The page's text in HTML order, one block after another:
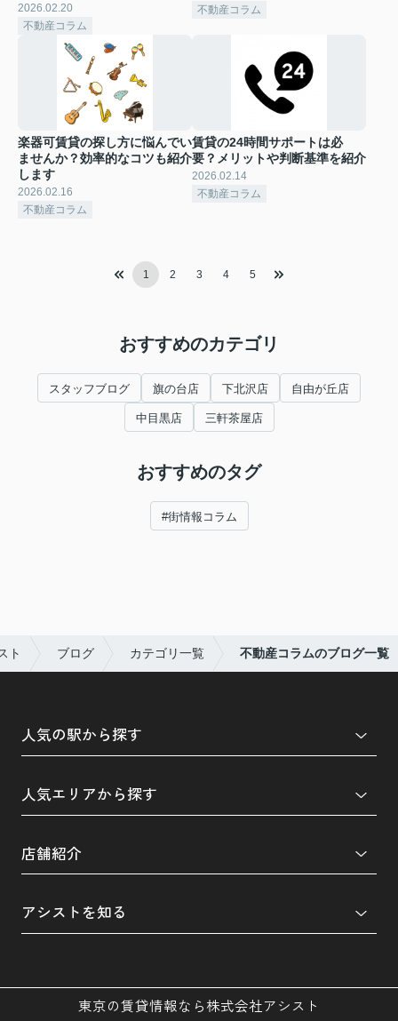
2026.02.20
不動産コラム
不動産コラム
楽器可賃貸の探し方に悩んでい
ませんか？効率的なコツも紹介
します
2026.02.16
不動産コラム
賃貸の24時間サポートは必
要？メリットや判断基準を紹介
2026.02.14
不動産コラム
1 2 3 4 5
おすすめのカテゴリ
スタッフブログ 旗の台店 下北沢店 自由が丘店
中目黒店 三軒茶屋店
おすすめのタグ
#街情報コラム
ト ブログ カテゴリ一覧 不動産コラムのブログ一覧
人気の駅から探す
人気エリアから探す
店舗紹介
アシストを知る
東京の賃貸情報なら株式会社アシスト